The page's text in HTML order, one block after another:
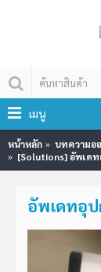
เมนู
หน้าหลัก
บทความอ
[Solutions] อัพเดท
อัพเดทอุป